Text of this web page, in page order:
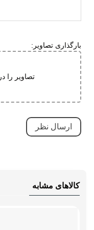
بارگذاری تصاویر:
تصاویر را
کالاهای مشابه